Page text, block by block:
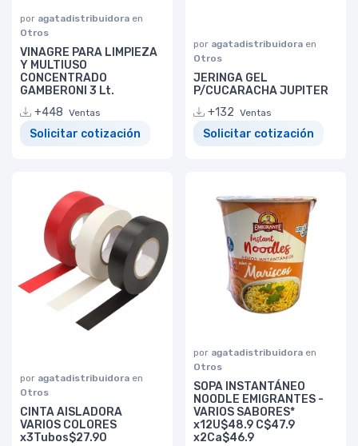
por agatadistribuidora en
Otros
VINAGRE PARA LIMPIEZA
Y MULTIUSO
CONCENTRADO
GAMBERONI 3 Lt.
+448 Ventas
Solicitar cotización
por agatadistribuidora en
Otros
JERINGA GEL
P/CUCARACHA JUPITER
+132 Ventas
Solicitar cotización
por agatadistribuidora en
Otros
CINTA AISLADORA
VARIOS COLORES
x3Tubos$27.90
por agatadistribuidora en
Otros
SOPA INSTANTÁNEO
NOODLE EMIGRANTES -
VARIOS SABORES*
x12U$48.9 C$47.9
x2Ca$46.9